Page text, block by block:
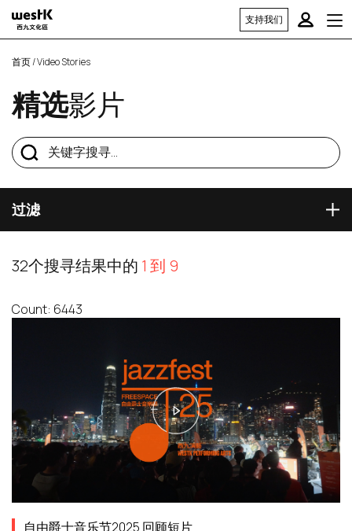
支持我们
首页/ Video Stories
精选影片
过滤
32个搜寻结果中的 1 到 9
Count: 6443
自由爵士音乐节2025 回顾短片